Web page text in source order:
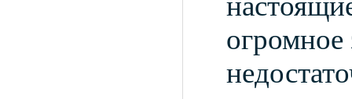
огромное